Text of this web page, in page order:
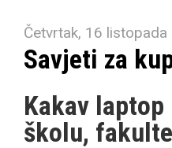
Četvrtak, 16
Savjeti za
Kakav
školu,